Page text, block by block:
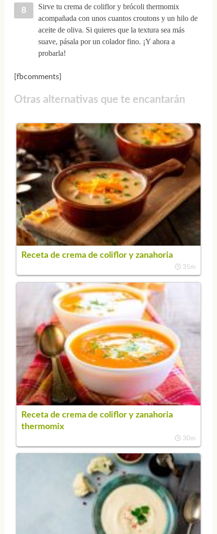
Sirve tu crema de coliflor y brócoli thermomix
acompañada con unos cuantos croutons y un hilo de
aceite de oliva. Si quieres que la textura sea más
suave, pásala por un colador fino. ¡Y ahora a
probarla!
[fbcomments]
Otras alternativas que te encantarán
Receta de crema de coliflor y zanahoria
35m
Receta de crema de coliflor y zanahoria
thermomix
30m